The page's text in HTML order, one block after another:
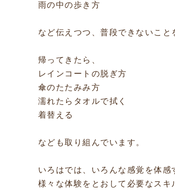
雨の中の歩き方
など伝えつつ、普段できないこ
帰ってきたら、
レインコートの脱ぎ方
傘のたたみみ方
濡れたらタオルで拭く
着替える
なども取り組んでいます。
いろはでは、いろんな感覚を体感
様々な体験をとおして必要なスキ